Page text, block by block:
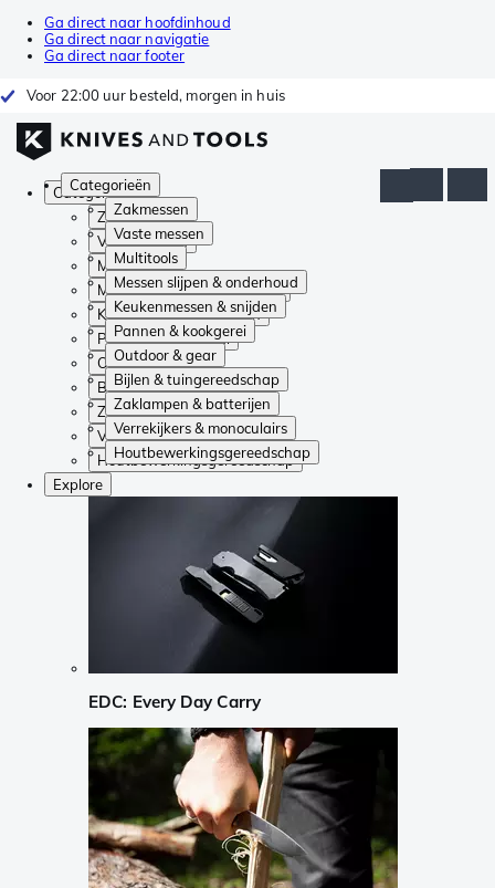
Ga direct naar hoofdinhoud
Ga direct naar navigatie
Ga direct naar footer
Voor 22:00 uur besteld, morgen in huis
Categorieën
Zakmessen
Vaste messen
Multitools
Messen slijpen & onderhoud
Keukenmessen & snijden
Pannen & kookgerei
Outdoor & gear
Bijlen & tuingereedschap
Zaklampen & batterijen
Verrekijkers & monoculairs
Houtbewerkingsgereedschap
Categorieën
Zakmessen
Vaste messen
Multitools
Messen slijpen & onderhoud
Keukenmessen & snijden
Pannen & kookgerei
Outdoor & gear
Bijlen & tuingereedschap
Zaklampen & batterijen
Verrekijkers & monoculairs
Houtbewerkingsgereedschap
Explore
EDC: Every Day Carry